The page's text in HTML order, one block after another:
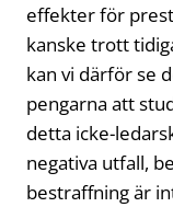
effekter för
kanske trott
kan vi därför se
pengarna att
detta icke-
negativa utfall,
bestraffning är